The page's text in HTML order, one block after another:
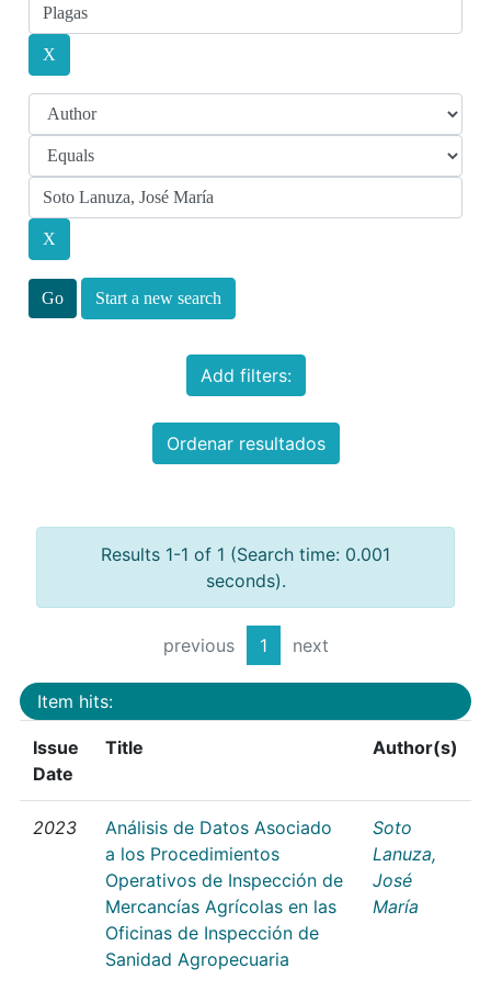
Start a new search
Add filters:
Ordenar resultados
Results 1-1 of 1 (Search time: 0.001
seconds).
previous 1 next
Item hits:
Issue
Date
Title Author(s)
2023
Análisis de Datos Asociado
a los Procedimientos
Operativos de Inspección de
Mercancías Agrícolas en las
Oficinas de Inspección de
Sanidad Agropecuaria
Soto
Lanuza,
José
María